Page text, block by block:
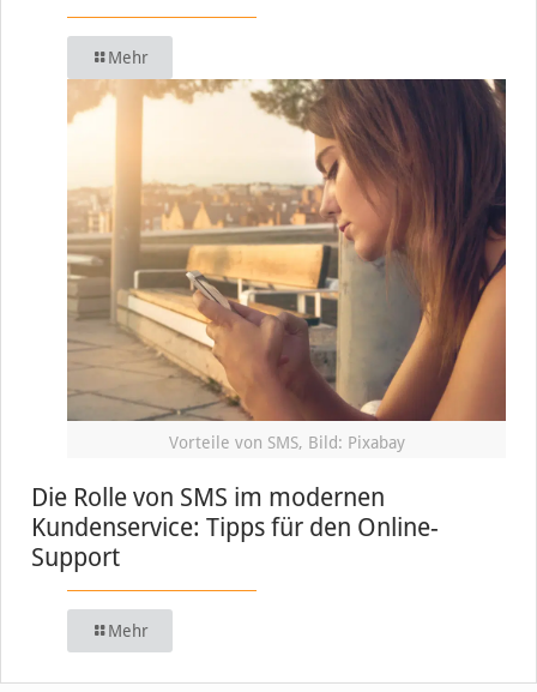
Mehr
Vorteile von SMS, Bild: Pixabay
Die Rolle von SMS im modernen
Kundenservice: Tipps für den Online-
Support
Mehr